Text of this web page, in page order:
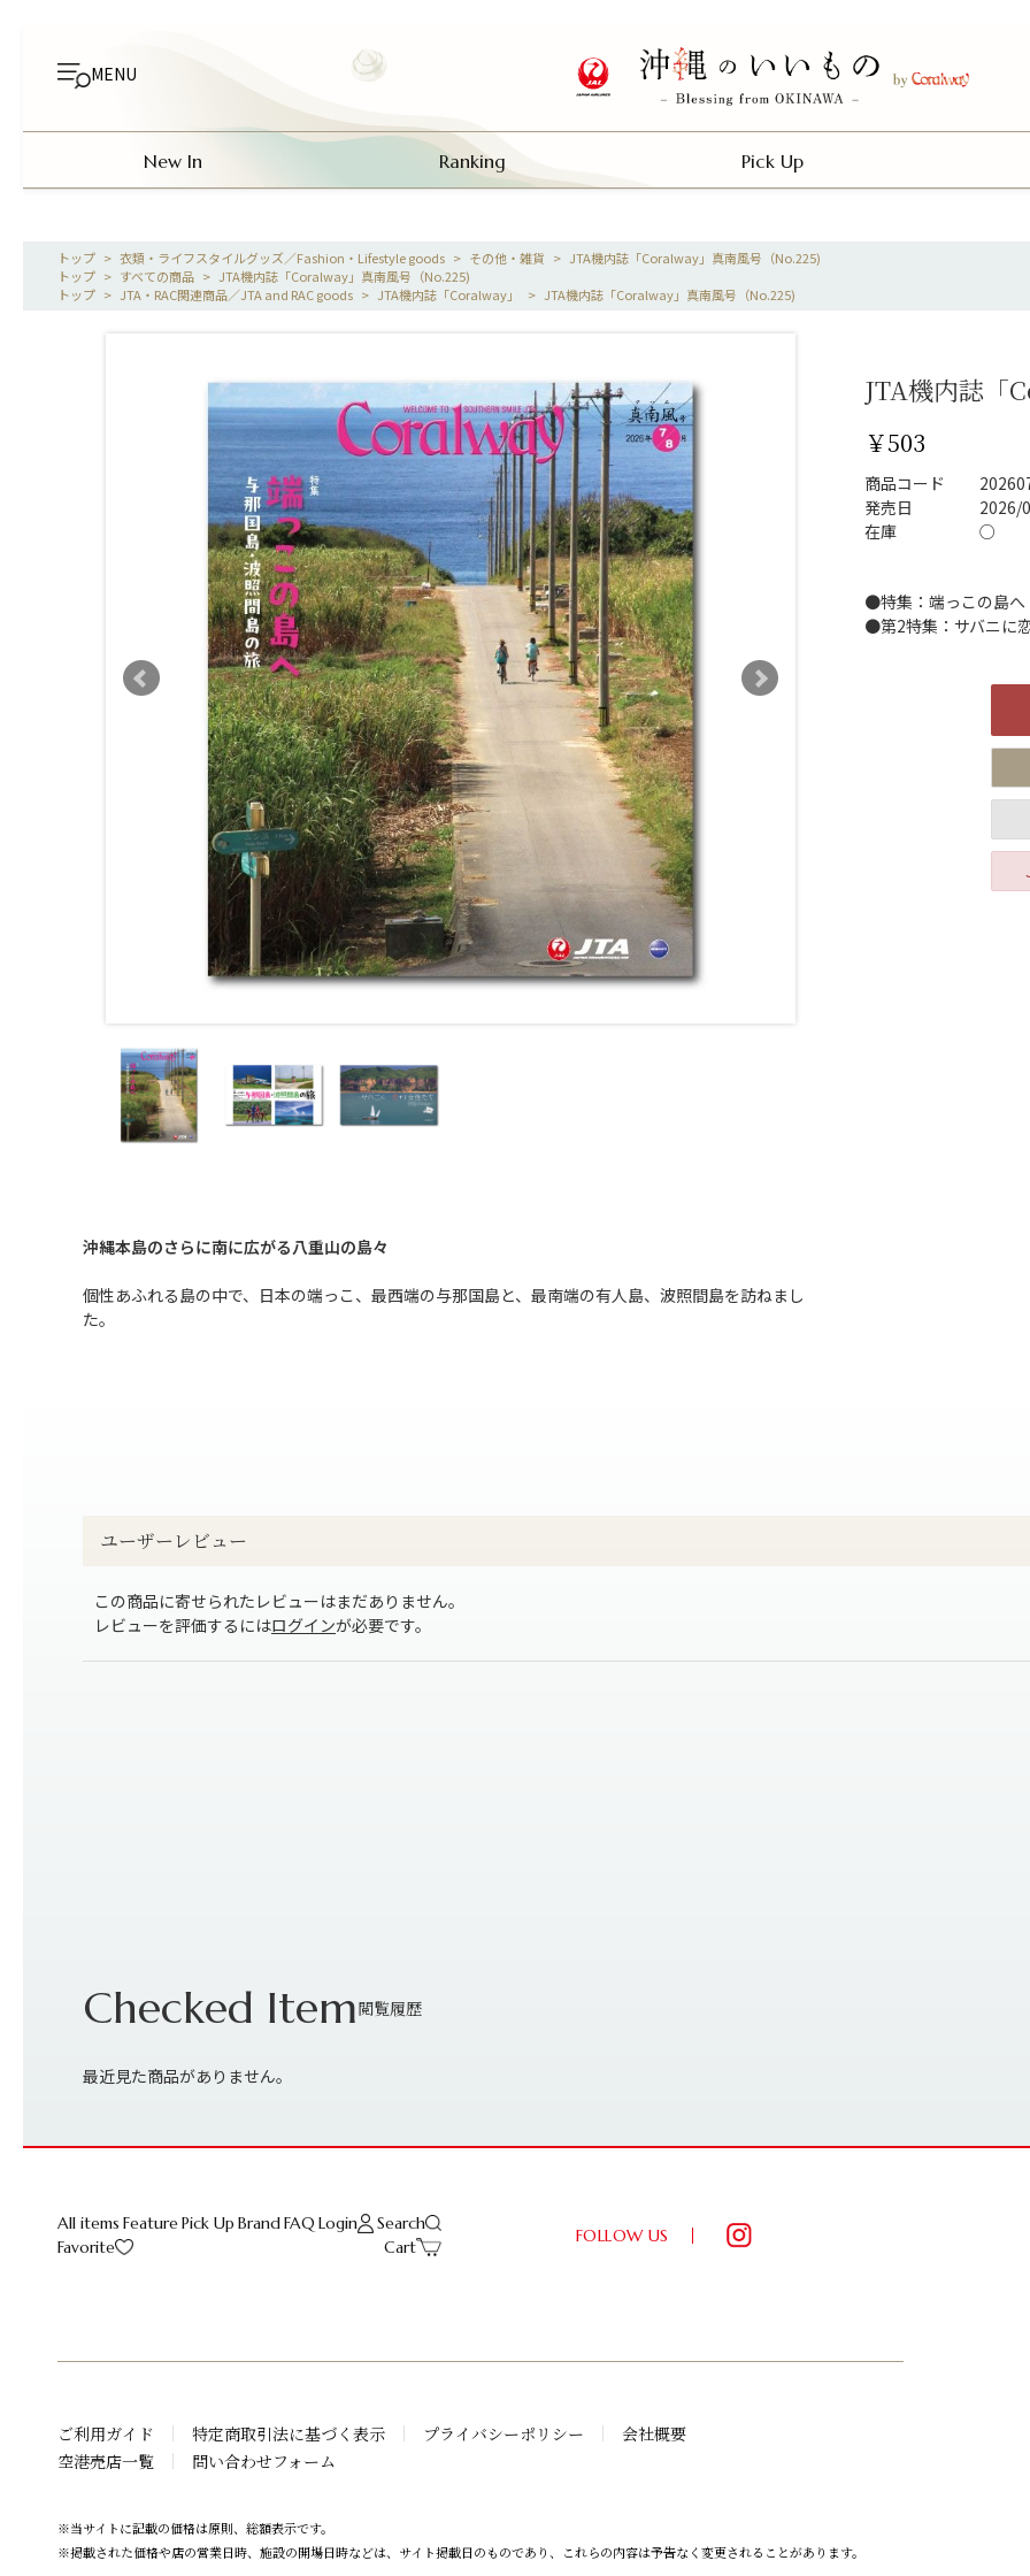
MENU
New In Ranking Pick Up
> 衣類・ライフスタイルグッズ／Fashion・Lifestyle goods > その他・雑貨 > JTA機内誌「Coralway」真南風号（No.225)
> すべての商品 > JTA機内誌「Coralway」真南風号（No.225)
> JTA・RAC関連商品／JTA and RAC goods > JTA機内誌「Coralway」 > JTA機内誌「Coralway」真南風号（No.225)
沖縄本島のさらに南に広がる八重山の島々
個性あふれる島の中で、日本の端っこ、最西端の与那国島と、最南端の有人島、波照間島を訪ねまし
た。
JTA機内誌「
￥503
商品コード
発売日
2026/
在庫
○
●特集：端っこの島へ
●第2特集：サバニに
ユーザーレビュー
この商品に寄せられたレビューはまだありません。
レビューを評価するにはログインが必要です。
最近見た商品がありません。
All items FeaturePick Up BrandFAQ Login
Search
Favorite
Cart
FOLLOW US
ご利用ガイド 特定商取引法に基づく表示 プライバシーポリシー
会社概要
空港売店一覧
問い合わせフォーム
※当サイトに記載の価格は原則、総額表示です。
※掲載された価格や店の営業日時、施設の開場日時などは、サイト掲載日のものであり、これらの内容は予告なく変更されることがあります。